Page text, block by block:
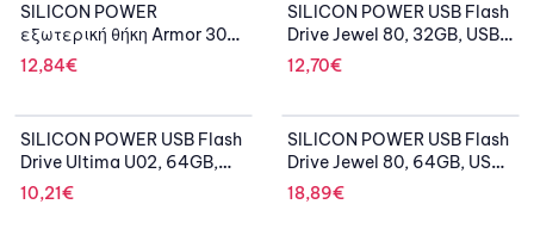
SILICON POWER
εξωτερική θήκη Armor 30
HDD 2.5" slim, USB 3.1,
shockproof
12,84€
SILICON POWER USB Flash
Drive Jewel 80, 32GB, USB
3.2, ασημί
12,70€
SILICON POWER USB Flash
Drive Ultima U02, 64GB,
USB 2.0, μαύρο
10,21€
SILICON POWER USB Flash
Drive Jewel 80, 64GB, USB
3.2, ασημί
18,89€